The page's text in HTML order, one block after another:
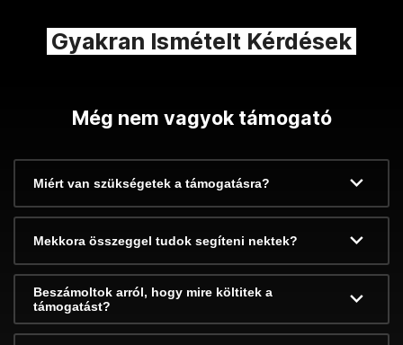
Gyakran Ismételt Kérdések
Még nem vagyok támogató
Miért van szükségetek a támogatásra?
Mekkora összeggel tudok segíteni nektek?
Beszámoltok arról, hogy mire költitek a
támogatást?